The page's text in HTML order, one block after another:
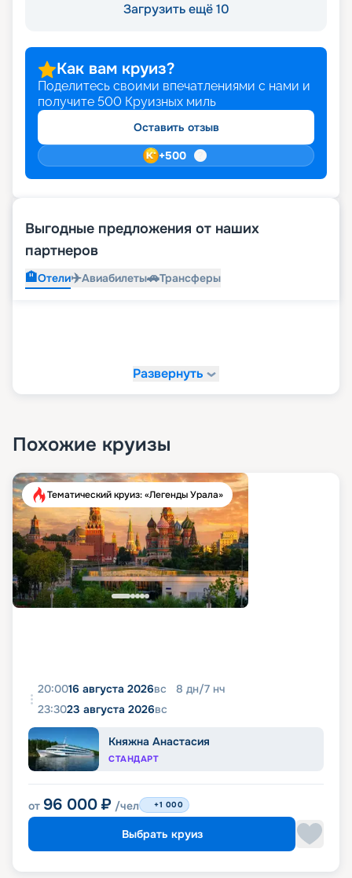
Загрузить ещё 10
Как вам круиз?
Поделитесь своими впечатлениями с нами и
получите 500 Круизных миль
Оставить отзыв
+500
Выгодные предложения от наших
партнеров
🏨Отели✈️Авиабилеты🚗Трансферы
Развернуть
Похожие круизы
Тематический круиз: «Легенды Урала»
20:0016 августа 2026вс 8 дн/7 нч
23:3023 августа 2026вс
Княжна Анастасия
СТАНДАРТ
от 96 000 ₽ /чел +1 000
Выбрать круиз